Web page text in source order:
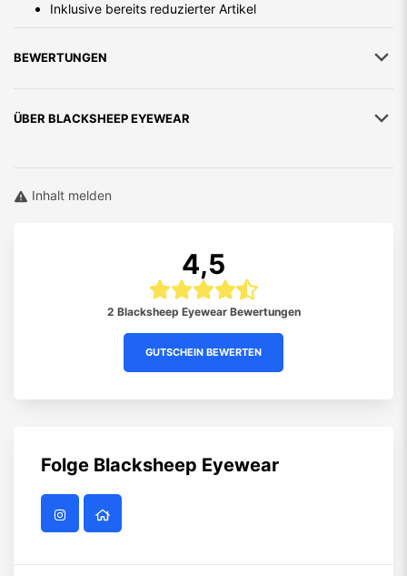
Inklusive bereits reduzierter Artikel
BEWERTUNGEN
ÜBER BLACKSHEEP EYEWEAR
Inhalt melden
4,5
2 Blacksheep Eyewear Bewertungen
GUTSCHEIN BEWERTEN
Folge Blacksheep Eyewear